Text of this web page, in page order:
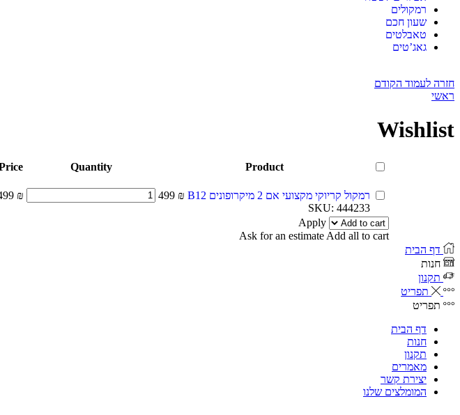
רמקולים
שעון חכם
טאבלטים
גאג’טים
חזרה לעמוד הקודם
ראשי
Wishlist
Product
Quantity
רמקול קריוקי מקצועי אם 2 מיקרופונים B12 499 ₪
SKU: 444233
₪
Apply
Ask for an estimate Add all to cart
דף הבית
חנות
תקנון
תפריט
תפריט
דף הבית
חנות
תקנון
מאמרים
יצירת קשר
המומלצים שלנו